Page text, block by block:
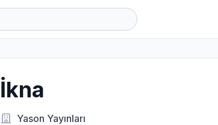
İkna
Yason Yayınları